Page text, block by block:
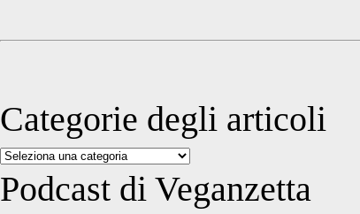
Categorie degli articoli
Categorie
degli
articoli
Podcast di Veganzetta